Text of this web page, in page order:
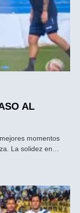
AL
momentos
La solidez en…